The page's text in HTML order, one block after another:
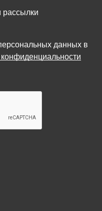
рассылки
данных в
конфиденциальности